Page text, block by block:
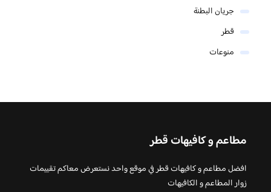
جريان البطنة
قطر
منوعات
مطاعم و كافيهات قطر
افضل مطاعم و كافيهات قطر في موقع واحد نستعرض معاكم تقييمات
زوار المطاعم و الكافيهات